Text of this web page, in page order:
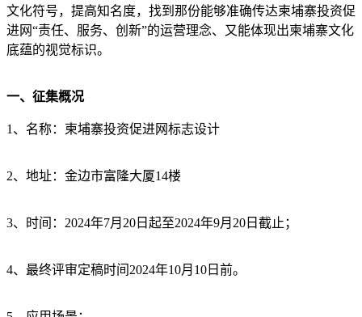
文化符号，提高知名度，找到那份能够准确传达柬埔寨投资促
进网“责任、服务、创新”的运营理念、又能体现出柬埔寨文化
底蕴的视觉标识。
一、征集概况
1、名称：柬埔寨投资促进网标志设计
2、地址：金边市富隆大厦14楼
3、时间：2024年7月20日起至2024年9月20日截止；
4、最终评审定稿时间2024年10月10日前。